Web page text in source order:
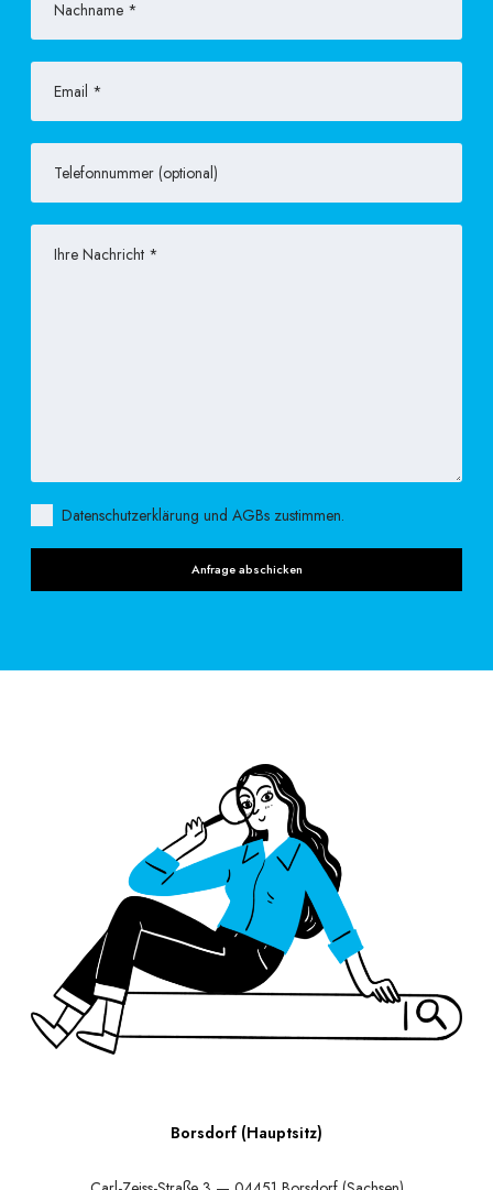
Datenschutzerklärung und AGBs zustimmen.
Borsdorf (Hauptsitz)